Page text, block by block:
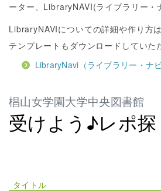
ーター、LibraryNAVI(ライブラリー・
LibraryNAVIについての詳細や作り方
テンプレートもダウンロードしていた
LibraryNavi（ライブラリー・ナ
椙山女学園大学中央図書館
受けよう♪レポ探
タイトル